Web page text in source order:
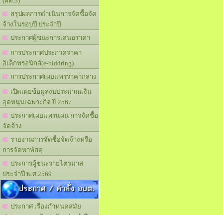
สรุปผลการดำเนินการจัดซื้อจัด
จ้างในรอบปี ประจำปี
ประกาศผู้ชนะการเสนอราคา
การประกาศประกวดราคา
อิเล็กทรอนิกส์(e-biddring)
การประกาศเผยแพร่ราคากลาง
เปิดเผยข้อมูลงบประมาณเงิน
อุดหนุนเฉพาะกิจ ปี 2567
ประกาศเผยแพร่แผน การจัดซื้อ
จัดจ้าง
รายงานการจัดซื้อจ้ดจ้างหรือ
การจัดหาพัสดุ
ประการผู้ชนะรายไตรมาส
ประจำปี พ.ศ.2569
ประกาศ / คำสั่ง อบต.
ประกาศ เรื่องกำหนดสมัย